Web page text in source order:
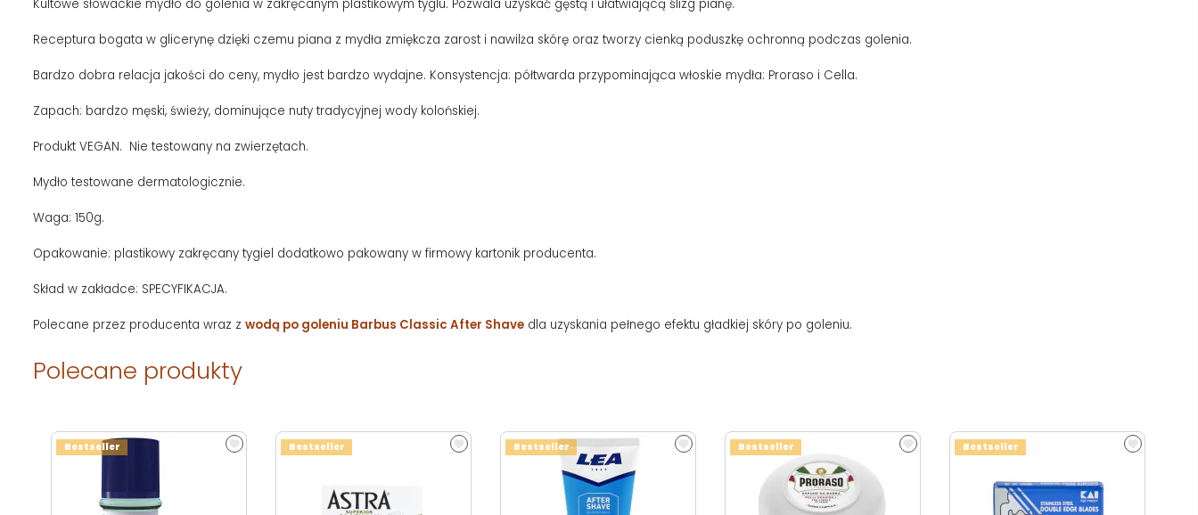
Kultowe słowackie mydło do golenia w zakręcanym plastikowym tyglu. Pozwala uzyskać gęstą i ułatwiającą ślizg pianę.
Receptura bogata w glicerynę dzięki czemu piana z mydła zmiękcza zarost i nawilża skórę oraz tworzy cienką poduszkę ochronną podczas golenia.
Bardzo dobra relacja jakości do ceny, mydło jest bardzo wydajne. Konsystencja: półtwarda przypominająca włoskie mydła: Proraso i Cella.
Zapach: bardzo męski, świeży, dominujące nuty tradycyjnej wody kolońskiej.
Produkt VEGAN. Nie testowany na zwierzętach.
Mydło testowane dermatologicznie.
Waga: 150g.
Opakowanie: plastikowy zakręcany tygiel dodatkowo pakowany w firmowy kartonik producenta.
Skład w zakładce: SPECYFIKACJA.
Polecane przez producenta wraz z wodą po goleniu Barbus Classic After Shave dla uzyskania pełnego efektu gładkiej skóry po goleniu.
Polecane produkty
Bestseller Bestseller Bestseller Bestseller Bestseller